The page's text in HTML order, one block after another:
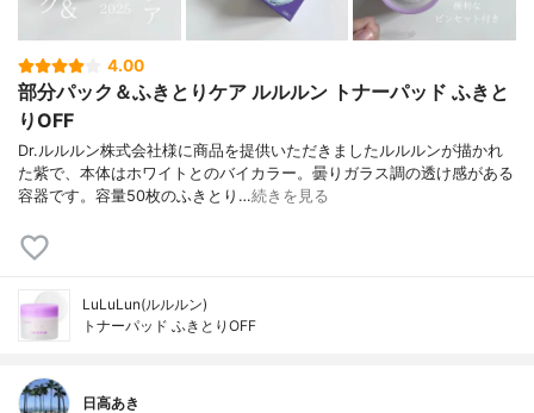
4.00
部分パック＆ふきとりケア ルルルン トナーパッド ふきと
りOFF
Dr.ルルルン株式会社様に商品を提供いただきましたルルルンが描かれ
た紫で、本体はホワイトとのバイカラー。曇りガラス調の透け感がある
容器です。容量50枚のふきとり…続きを見る
LuLuLun(ルルルン)
トナーパッド ふきとりOFF
日高あき